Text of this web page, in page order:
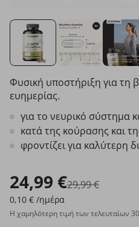
Φυσική υποστήριξη για τη
ευημερίας.
για το νευρικό σύστημα
κατά της κούρασης και
φροντίζει για καλύτερη
24,99 €29,99 €
0,10 € /ημέρα
Η χαμηλότερη τιμή των τελευταίων